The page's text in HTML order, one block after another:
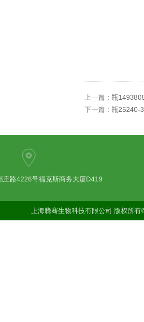
上一篇： 瓶
下一篇： 瓶25240-
庄路4226号福克斯商务大厦D419
上海腾骞生物科技有限公司 版权所